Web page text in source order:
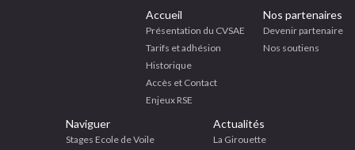
Accueil
Présentation du CVSAE
Tarifs et adhésion
Historique
Accès et Contact
Enjeux RSE
Nos partenaires
Devenir partenaire
Nos soutiens
Naviguer
Stages Ecole de Voile
Actualités
La Girouette